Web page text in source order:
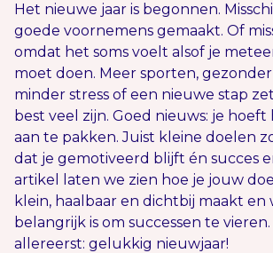
Het nieuwe jaar is begonnen.
goede voornemens gemaakt. Of
omdat het soms voelt alsof je
moet doen. Meer sporten,
minder stress of een nieuwe stap
best veel zijn. Goed nieuws: je
aan te pakken. Juist kleine doelen
dat je gemotiveerd blijft én succes
artikel laten we zien hoe je jouw
klein, haalbaar en dichtbij maakt en
belangrijk is om successen te
allereerst: gelukkig nieuwjaar!